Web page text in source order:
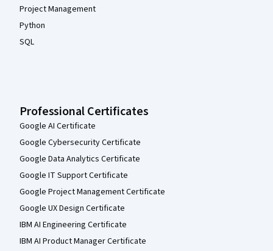
Project Management
Python
SQL
Professional Certificates
Google AI Certificate
Google Cybersecurity Certificate
Google Data Analytics Certificate
Google IT Support Certificate
Google Project Management Certificate
Google UX Design Certificate
IBM AI Engineering Certificate
IBM AI Product Manager Certificate